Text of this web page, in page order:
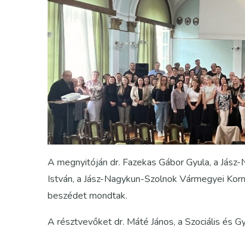
A megnyitóján dr. Fazekas Gábor Gyula, a
István, a Jász-Nagykun-Szolnok Vármegyei
beszédet mondtak.
A résztvevőket dr. Máté János, a Szociális és